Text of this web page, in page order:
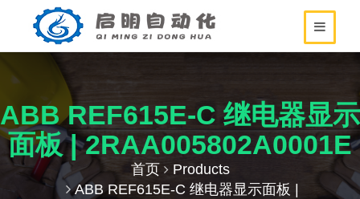
ABB REF615E-C 继电器显示
面板 | 2RAA005802A0001E
首页
Products
ABB REF615E-C 继电器显示面板 |